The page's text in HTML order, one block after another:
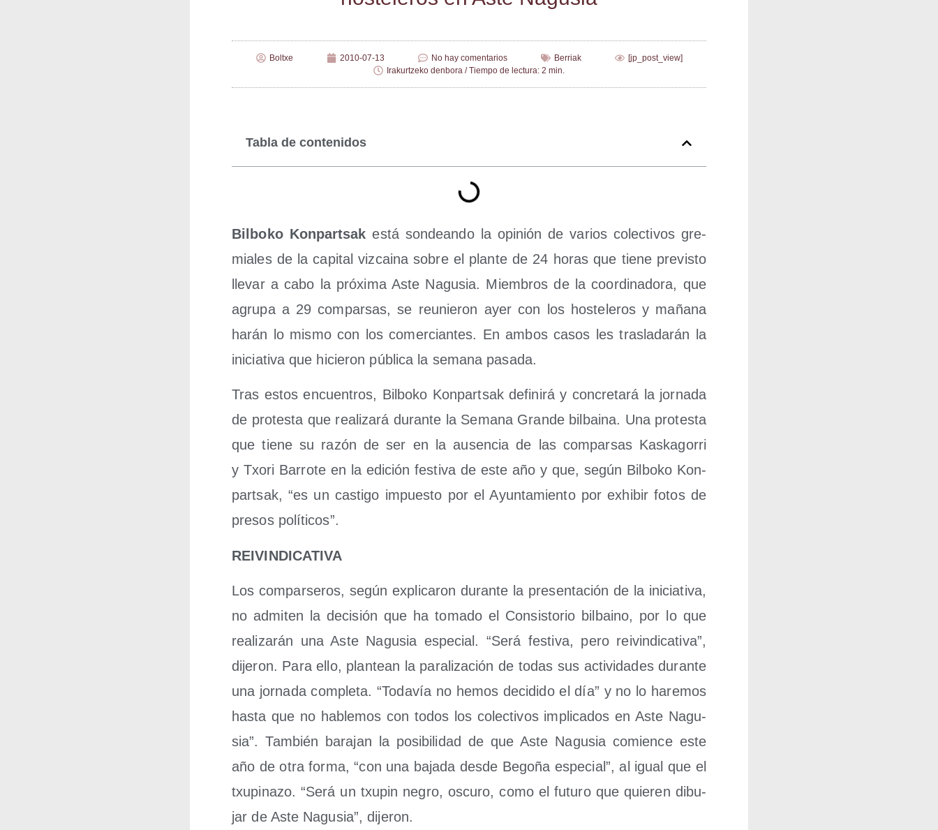
Boltxe 2010-07-13 No hay comentarios Berriak
[jp_post_view]
Irakurtzeko denbora / Tiempo de lectura: 2 min.
Tabla de contenidos
Bil­bo­ko Kon­par­tsakestá son­dean­do la opi­nión de varios colec­ti­vos gre­
mia­les de la capi­tal viz­cai­na sobre el plan­te de 24 horas que tie­ne pre­vis­to
lle­var a cabo la pró­xi­ma Aste Nagu­sia. Miem­bros de la coor­di­na­do­ra, que
agru­pa a 29 com­par­sas, se reu­nie­ron ayer con los hos­te­le­ros y maña­na
harán lo mis­mo con los comer­cian­tes. En ambos casos les tras­la­da­rán la
ini­cia­ti­va que hicie­ron públi­ca la sema­na pasada.
Tras estos encuen­tros, Bil­bo­ko Kon­par­tsak defi­ni­rá y con­cre­ta­rá la jor­na­da
de pro­tes­ta que rea­li­za­rá duran­te la Sema­na Gran­de bil­bai­na. Una pro­tes­ta
que tie­ne su razón de ser en la ausen­cia de las com­par­sas Kas­ka­go­rri
y Txo­ri Barro­te en la edi­ción fes­ti­va de este año y que, según Bil­bo­ko Kon­
par­tsak, “es un cas­ti­go impues­to por el Ayun­ta­mien­to por exhi­bir fotos de
pre­sos políticos”.
REIVINDICATIVA
Los com­par­se­ros, según expli­ca­ron duran­te la pre­sen­ta­ción de la ini­cia­ti­va,
no admi­ten la deci­sión que ha toma­do el Con­sis­to­rio bil­baino, por lo que
rea­li­za­rán una Aste Nagu­sia espe­cial. “Será fes­ti­va, pero rei­vin­di­ca­ti­va”,
dije­ron. Para ello, plan­tean la para­li­za­ción de todas sus acti­vi­da­des duran­te
una jor­na­da com­ple­ta. “Toda­vía no hemos deci­di­do el día” y no lo hare­mos
has­ta que no hable­mos con todos los colec­ti­vos impli­ca­dos en Aste Nagu­
sia”. Tam­bién bara­jan la posi­bi­li­dad de que Aste Nagu­sia comien­ce este
año de otra for­ma, “con una baja­da des­de Bego­ña espe­cial”, al igual que el
txu­pi­na­zo. “Será un txu­pin negro, oscu­ro, como el futu­ro que quie­ren dibu­
jar de Aste Nagu­sia”, dijeron.